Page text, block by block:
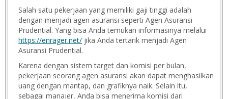
Salah satu pekerjaan yang memiliki gaji tinggi adalah
dengan menjadi agen asuransi seperti Agen Asuransi
Prudential. Yang bisa Anda temukan informasinya melalui
https://enrager.net/ jika Anda tertarik menjadi Agen
Asuransi Prudential.
Karena dengan sistem target dan komisi per bulan,
pekerjaan seorang agen asuransi akan dapat menghasilkan
uang dengan mantap, dan grafiknya naik. Selain itu,
sebagai manajer, Anda bisa menerima komisi dari